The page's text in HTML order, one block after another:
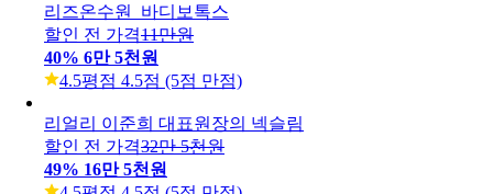
리즈온수원_바디보톡스
할인 전 가격11만원
40% 6만 5천원
4.5평점 4.5점 (5점 만점)